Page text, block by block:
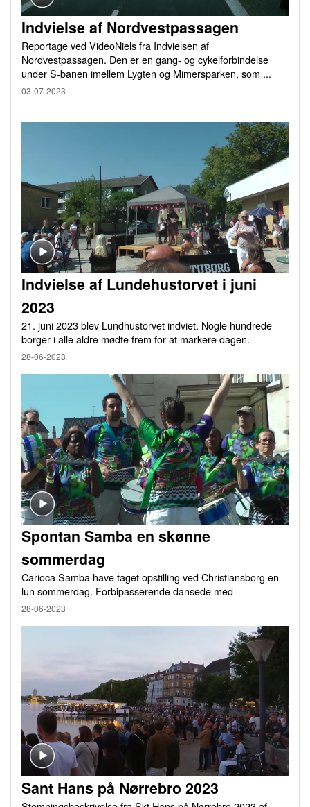
Indvielse af Nordvestpassagen
Reportage ved VideoNiels fra Indvielsen af
Nordvestpassagen. Den er en gang- og cykelforbindelse
under S-banen imellem Lygten og Mimersparken, som ...
03-07-2023
Indvielse af Lundehustorvet i juni
2023
21. juni 2023 blev Lundhustorvet indviet. Nogle hundrede
borger i alle aldre mødte frem for at markere dagen.
28-06-2023
Spontan Samba en skønne
sommerdag
Carioca Samba have taget opstilling ved Christiansborg en
lun sommerdag. Forbipasserende dansede med
28-06-2023
Sant Hans på Nørrebro 2023